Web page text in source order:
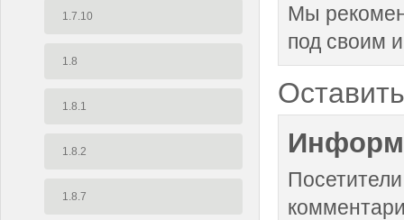
1.7.10
1.8
1.8.1
1.8.2
1.8.7
Мы
под своим